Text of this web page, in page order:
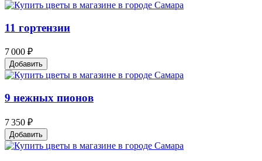
11 гортензии
7 000 ₽
Добавить
9 нежных пионов
7 350 ₽
Добавить